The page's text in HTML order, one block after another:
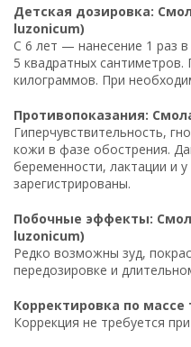
Детская дозировка:
luzonicum)
С 6 лет — нанесение 1 раз
5 квадратных
килограммов. При
Противопоказания:
Гиперчувствительность,
кожи в фазе обострения.
беременности, лактации и
зарегистрированы.
Побочные эффекты:
luzonicum)
Редко возможны зуд,
передозировке и
Корректировка по массе
Коррекция не требуется